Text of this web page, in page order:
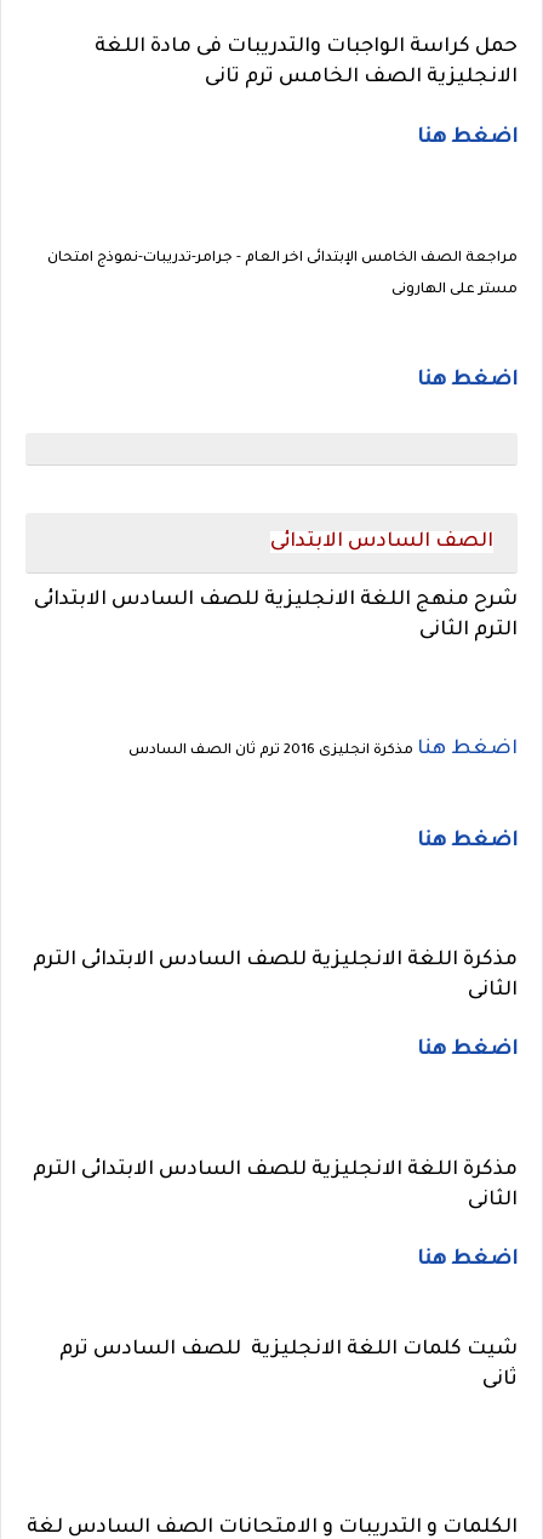
حمل كراسة الواجبات والتدريبات فى مادة اللغة
الانجليزية الصف الخامس ترم تانى
اضغط هنا
مراجعة الصف الخامس الإبتدائى اخر العام - جرامر-تدريبات-نموذج امتحان
مستر على الهارونى
اضغط هنا
الصف السادس الابتدائى
شرح منهج اللغة الانجليزية للصف السادس الابتدائى
الترم الثانى
اضغط هنا مذكرة انجليزى 2016 ترم ثان الصف السادس
اضغط هنا
مذكرة اللغة الانجليزية للصف السادس الابتدائى الترم
الثانى
اضغط هنا
مذكرة اللغة الانجليزية للصف السادس الابتدائى الترم
الثانى
اضغط هنا
شيت كلمات اللغة الانجليزية للصف السادس ترم
ثانى
الكلمات و التدريبات و الامتحانات الصف السادس لغة